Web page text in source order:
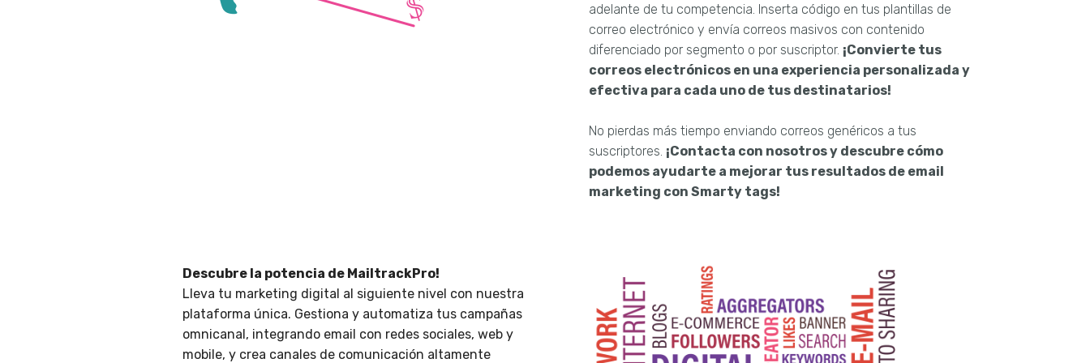
adelante de tu competencia. Inserta código en tus plantillas de
correo electrónico y envía correos masivos con contenido
diferenciado por segmento o por suscriptor. ¡Convierte tus
correos electrónicos en una experiencia personalizada y
efectiva para cada uno de tus destinatarios!
No pierdas más tiempo enviando correos genéricos a tus
suscriptores. ¡Contacta con nosotros y descubre cómo
podemos ayudarte a mejorar tus resultados de email
marketing con Smarty tags!
Descubre la potencia de MailtrackPro!
Lleva tu marketing digital al siguiente nivel con nuestra
plataforma única. Gestiona y automatiza tus campañas
omnicanal, integrando email con redes sociales, web y
mobile, y crea canales de comunicación altamente